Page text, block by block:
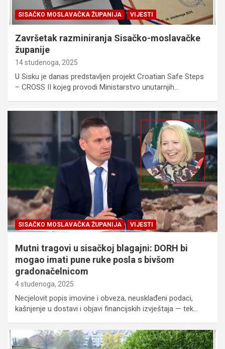
SISAČKO MOSLAVAČKA ŽUPANIJA VIJESTI
Završetak razminiranja Sisačko-moslavačke
županije
14 studenoga, 2025
U Sisku je danas predstavljen projekt Croatian Safe Steps
– CROSS II kojeg provodi Ministarstvo unutarnjih…
SISAČKO MOSLAVAČKA ŽUPANIJA VIJESTI
Mutni tragovi u sisačkoj blagajni: DORH bi
mogao imati pune ruke posla s bivšom
gradonačelnicom
4 studenoga, 2025
Necjelovit popis imovine i obveza, neusklađeni podaci,
kašnjenje u dostavi i objavi financijskih izvještaja — tek…